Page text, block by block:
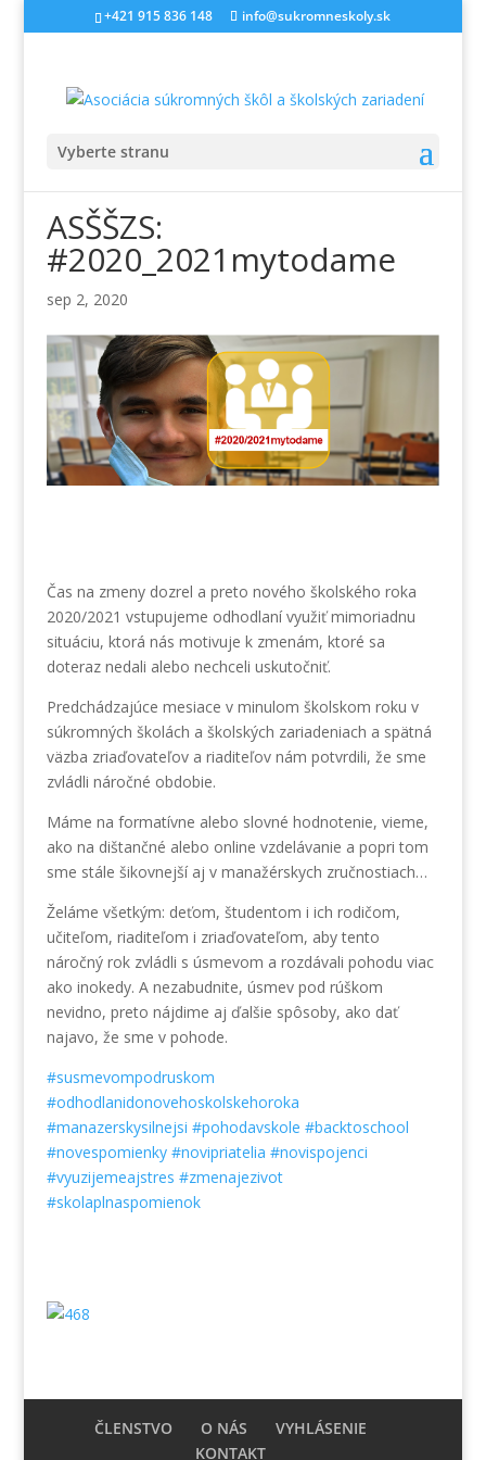
+421 915 836 148 info@sukromneskoly.sk
Vyberte stranu
ASŠŠZS:
#2020_2021mytodame
sep 2, 2020
Čas na zmeny dozrel a preto nového školského roka
2020/2021 vstupujeme odhodlaní využiť mimoriadnu
situáciu, ktorá nás motivuje k zmenám, ktoré sa
doteraz nedali alebo nechceli uskutočniť.
Predchádzajúce mesiace v minulom školskom roku v
súkromných školách a školských zariadeniach a spätná
väzba zriaďovateľov a riaditeľov nám potvrdili, že sme
zvládli náročné obdobie.
Máme na formatívne alebo slovné hodnotenie, vieme,
ako na dištančné alebo online vzdelávanie a popri tom
sme stále šikovnejší aj v manažérskych zručnostiach…
Želáme všetkým: deťom, študentom i ich rodičom,
učiteľom, riaditeľom i zriaďovateľom, aby tento
náročný rok zvládli s úsmevom a rozdávali pohodu viac
ako inokedy. A nezabudnite, úsmev pod rúškom
nevidno, preto nájdime aj ďalšie spôsoby, ako dať
najavo, že sme v pohode.
#susmevompodruskom
#odhodlanidonovehoskolskehoroka
#manazerskysilnejsi #pohodavskole #backtoschool
#novespomienky #novipriatelia #novispojenci
#vyuzijemeajstres #zmenajezivot
#skolaplnaspomienok
ČLENSTVO O NÁS
VYHLÁSENIE
KONTAKT